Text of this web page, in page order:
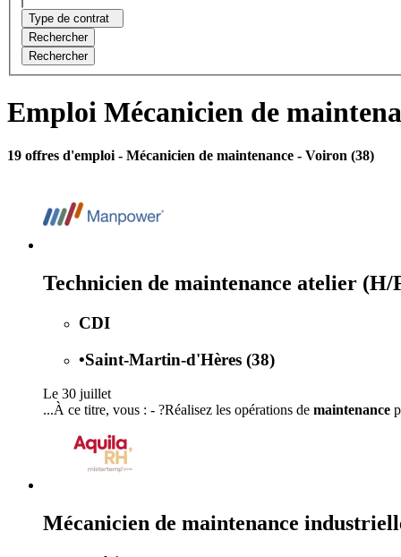
Type de contrat
Rechercher
Rechercher
Emploi Mécanicien de
19 offres d'emploi - Mécanicien de maintenance - Voiron (38)
Technicien de maintenance atelier (H/
CDI
•Saint-Martin-d'Hères (38)
Le 30 juillet
...À ce titre, vous : - ?Réalisez les opérations de maintenance
Mécanicien de maintenance